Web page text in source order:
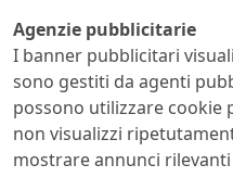
Agenzie pubblicitarie
I banner pubblicitari
sono gestiti da agenti
possono utilizzare cookie
non visualizzi
mostrare annunci